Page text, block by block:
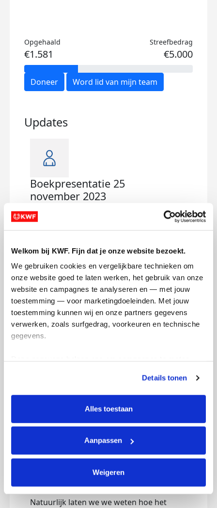
Welkom bij KWF. Fijn dat je onze website bezoekt.
We gebruiken cookies en vergelijkbare technieken om
onze website goed te laten werken, het gebruik van onze
website en campagnes te analyseren en — met jouw
toestemming — voor marketingdoeleinden. Met jouw
toestemming kunnen wij en onze partners gegevens
verwerken, zoals surfgedrag, voorkeuren en technische
gegevens.
tonen. Je kunt je toestemming op elk moment wijzigen of
intrekken via Cookie instellingen onderaan de pagina. De
lijst met cookies is te vinden in het tabblad “details”.
Details tonen
Alles toestaan
Aanpassen
Weigeren
Opgehaald
€1.581
Streefbedrag
€5.000
Doneer Word lid van mijn team
Updates
Boekpresentatie 25
november 2023
woensdag 22 november 2023
Het is zover, zaterdagochtend gaan we in
kleine kring (familie) het door papa
geschreven boek aan hem overhandigen.
Natuurlijk laten we we weten hoe het